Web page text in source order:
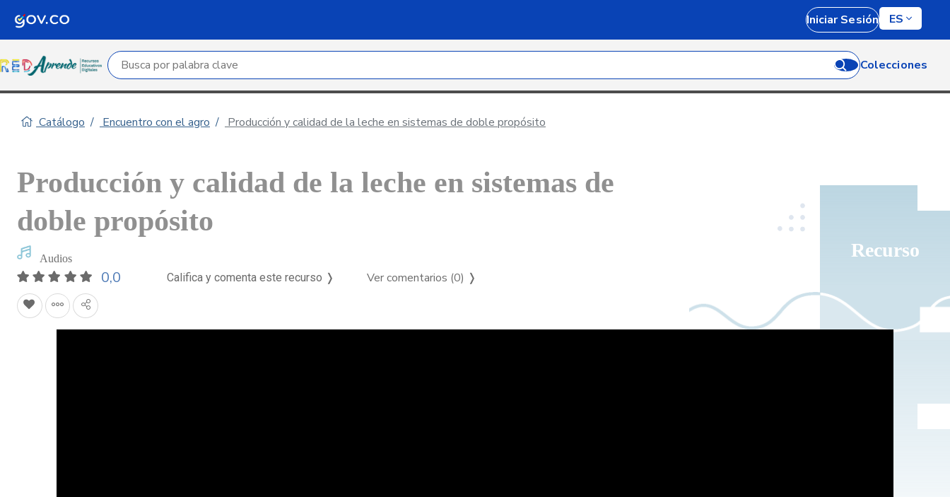
Iniciar Sesión ES
Campo de búsqueda por palabra clave Colecciones
Catálogo Encuentro con el agro Producción y calidad de la leche en sistemas de doble propósito
Recurso
Producción y calidad de la leche en sistemas de
doble propósito
Audios
0,0 Califica y comenta este recurso ❭ Ver comentarios (0) ❭